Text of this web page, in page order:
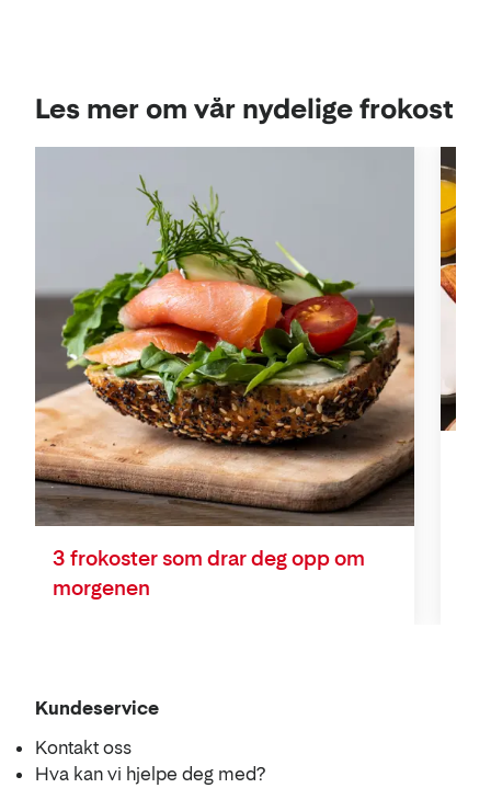
Les mer om vår nydelige frokost
3 frokoster som drar deg opp om
morgenen
Kundeservice
Kontakt oss
Hva kan vi hjelpe deg med?